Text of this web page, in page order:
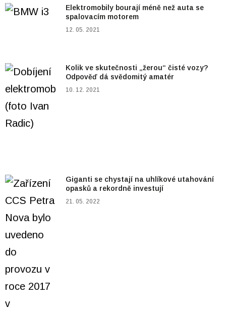
Elektromobily bourají méně než auta se
spalovacím motorem
12. 05. 2021
Kolik ve skutečnosti „žerou“ čisté vozy?
Odpověď dá svědomitý amatér
10. 12. 2021
Giganti se chystají na uhlíkové utahování
opasků a rekordně investují
21. 05. 2022